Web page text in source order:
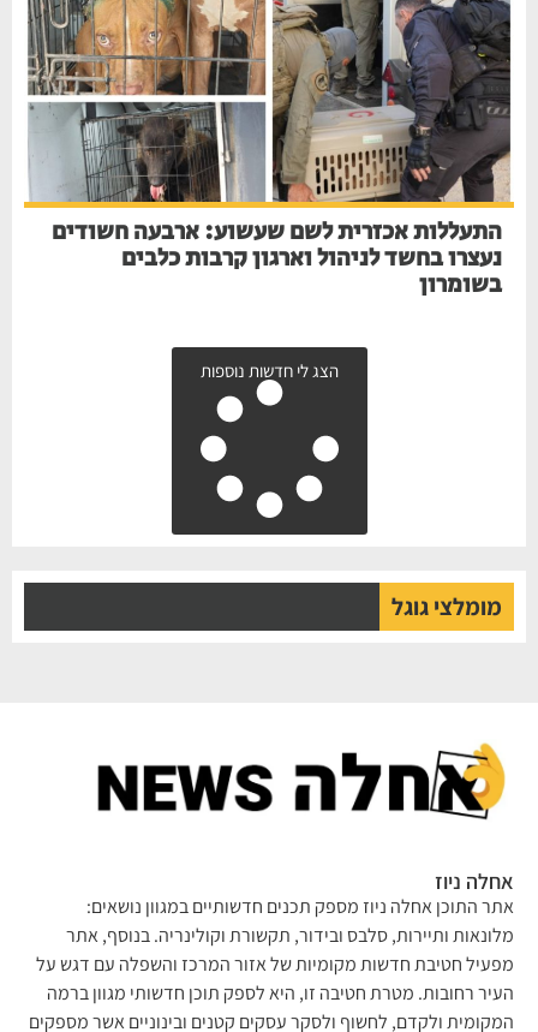
התעללות אכזרית לשם שעשוע: ארבעה חשודים
נעצרו בחשד לניהול וארגון קרבות כלבים
בשומרון
הצג לי חדשות נוספות
מומלצי גוגל
אחלה ניוז
אתר התוכן אחלה ניוז מספק תכנים חדשותיים במגוון נושאים:
מלונאות ותיירות, סלבס ובידור, תקשורת וקולינריה. בנוסף, אתר
מפעיל חטיבת חדשות מקומיות של אזור המרכז והשפלה עם דגש על
העיר רחובות. מטרת חטיבה זו, היא לספק תוכן חדשותי מגוון ברמה
המקומית ולקדם, לחשוף ולסקר עסקים קטנים ובינוניים אשר מספקים